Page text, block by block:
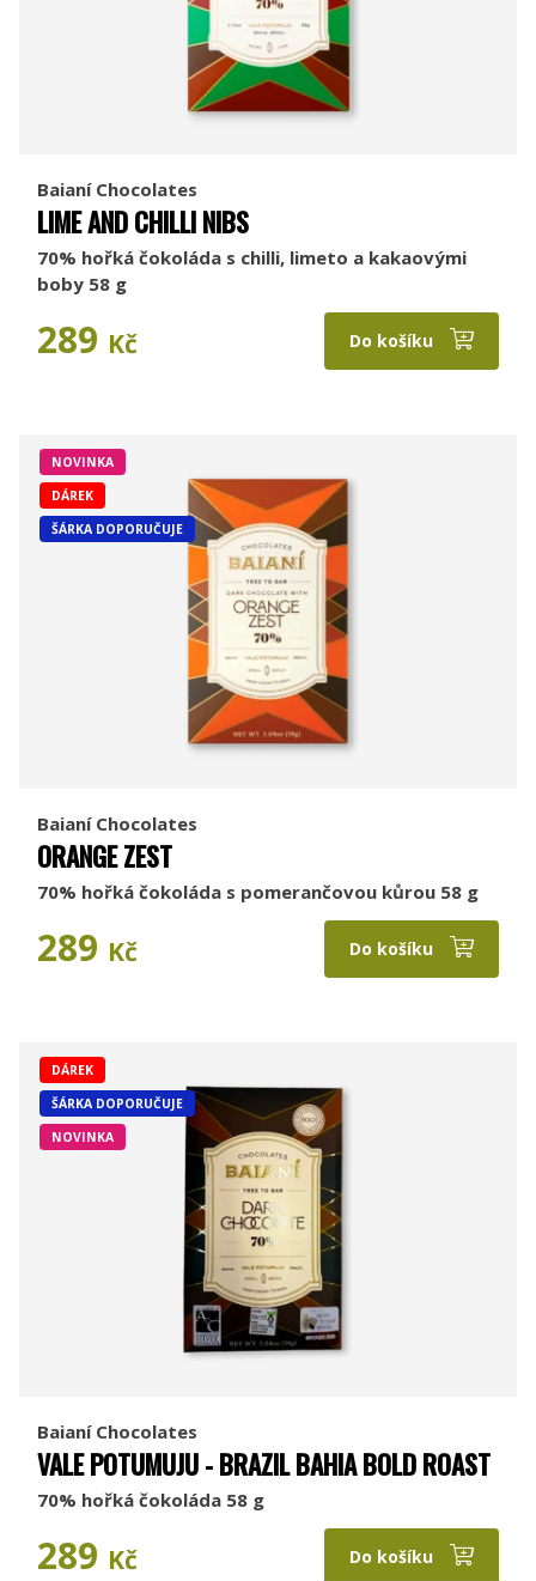
Baianí Chocolates
LIME AND CHILLI NIBS
70% hořká čokoláda s chilli, limeto a kakaovými
boby 58 g
289 Kč Do košíku
NOVINKA
DÁREK
ŠÁRKA DOPORUČUJE
Baianí Chocolates
ORANGE ZEST
70% hořká čokoláda s pomerančovou kůrou 58 g
289 Kč Do košíku
DÁREK
ŠÁRKA DOPORUČUJE
NOVINKA
Baianí Chocolates
VALE POTUMUJU - BRAZIL BAHIA BOLD ROAST
70% hořká čokoláda 58 g
289 Kč Do košíku